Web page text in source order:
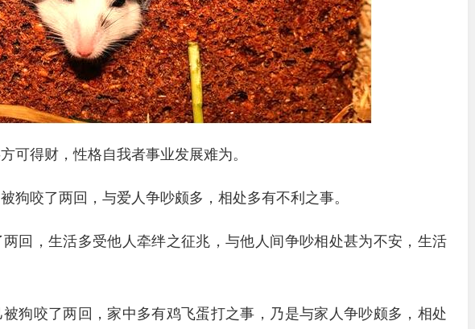
可得财，性格自我者事业发展难为。
狗咬了两回，与爱人争吵颇多，相处多有不利之事。
回，生活多受他人牵绊之征兆，与他人间争吵相处甚为不安，生活
狗咬了两回，家中多有鸡飞蛋打之事，乃是与家人争吵颇多，相处